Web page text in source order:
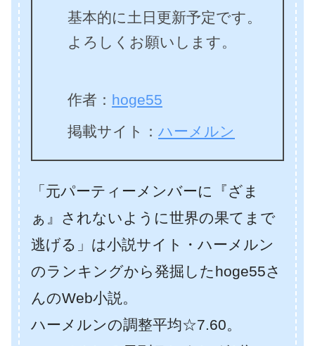
基本的に土日更新予定です。
よろしくお願いします。
作者： hoge55
掲載サイト： ハーメルン
「元パーティーメンバーに『ざま
ぁ』されないように世界の果てまで
逃げる」は小説サイト・ハーメルン
のランキングから発掘したhoge55さ
んのWeb小説。
ハーメルンの調整平均☆7.60。